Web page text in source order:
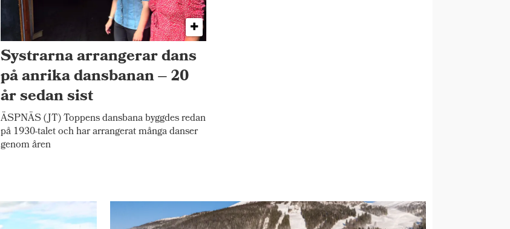
Systrarna arrangerar dans
på anrika dansbanan – 20
år sedan sist
ÄSPNÄS (JT) Toppens dansbana byggdes redan
på 1930-talet och har arrangerat många danser
genom åren